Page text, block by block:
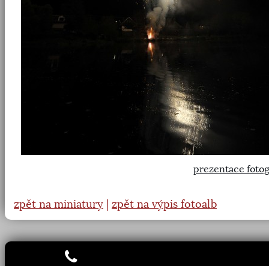
prezentace
zpět na miniatury zpět na výpis fotoalb